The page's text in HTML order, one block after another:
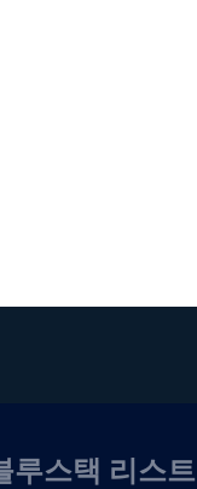
루스택 리스트